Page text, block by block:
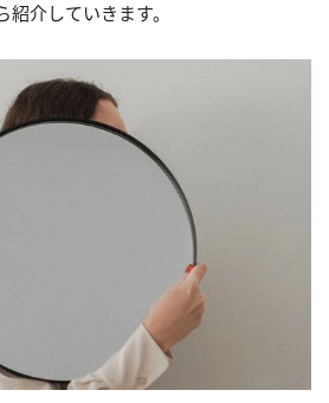
介していきます。